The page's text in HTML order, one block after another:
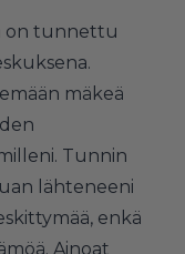
on tunnettu
mäkeä
Tunnin
lähteneeni
enkä
Ainoat